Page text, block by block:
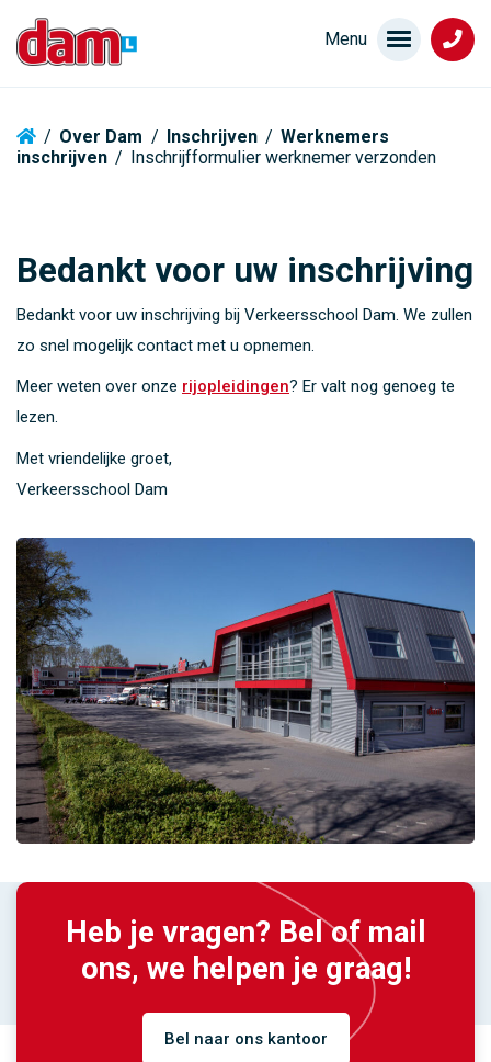
/ Over Dam / Inschrijven / Werknemers
inschrijven / Inschrijfformulier werknemer verzonden
Bedankt voor uw inschrijving
Bedankt voor uw inschrijving bij Verkeersschool Dam. We zullen
zo snel mogelijk contact met u opnemen.
Meer weten over onze rijopleidingen? Er valt nog genoeg te
lezen.
Met vriendelijke groet,
Verkeersschool Dam
Heb je vragen? Bel of mail
ons, we helpen je graag!
Bel naar ons kantoor